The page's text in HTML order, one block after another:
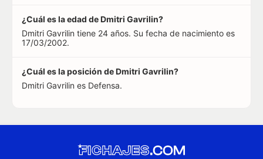
¿Cuál es la edad de Dmitri Gavrilin?
Dmitri Gavrilin tiene 24 años. Su fecha de nacimiento es
17/03/2002.
¿Cuál es la posición de Dmitri Gavrilin?
Dmitri Gavrilin es Defensa.